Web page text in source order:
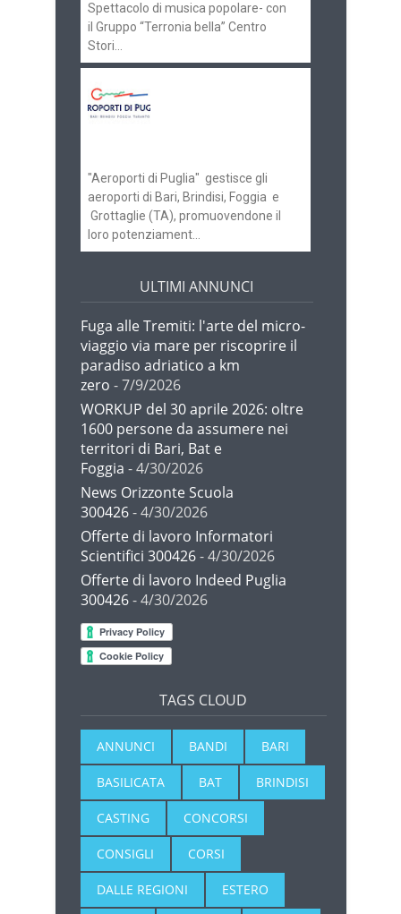
Spettacolo di musica popolare- con
il Gruppo “Terronia bella” Centro
Stori...
"Aeroporti di Puglia" gestisce gli
aeroporti di Bari, Brindisi, Foggia e
Grottaglie (TA), promuovendone il
loro potenziament...
ULTIMI ANNUNCI
Fuga alle Tremiti: l'arte del micro-
viaggio via mare per riscoprire il
paradiso adriatico a km
zero - 7/9/2026
WORKUP del 30 aprile 2026: oltre
1600 persone da assumere nei
territori di Bari, Bat e
Foggia - 4/30/2026
News Orizzonte Scuola
300426- 4/30/2026
Offerte di lavoro Informatori
Scientifici 300426- 4/30/2026
Offerte di lavoro Indeed Puglia
300426- 4/30/2026
TAGS CLOUD
ANNUNCI BANDI BARI
BASILICATA BAT BRINDISI
CASTING CONCORSI
CONSIGLI CORSI
DALLE REGIONI ESTERO